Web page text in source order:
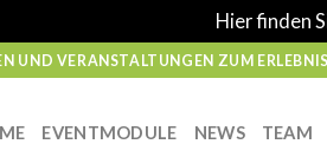
Hier finden
UND VERANSTALTUNGEN ZUM
EVENTMODULE NEWS TEAM